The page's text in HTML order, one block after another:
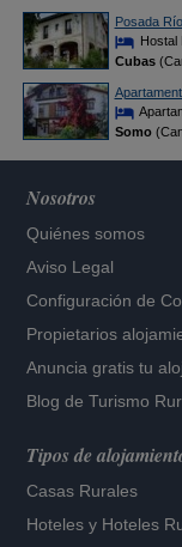
Posada
Hostal
Cubas
Somo
Nosotros
Quiénes somos
Aviso Legal
Configuración de
Propietarios
Anuncia gratis tu
Blog de Turismo
Tipos de
Casas Rurales
Hoteles y Hoteles